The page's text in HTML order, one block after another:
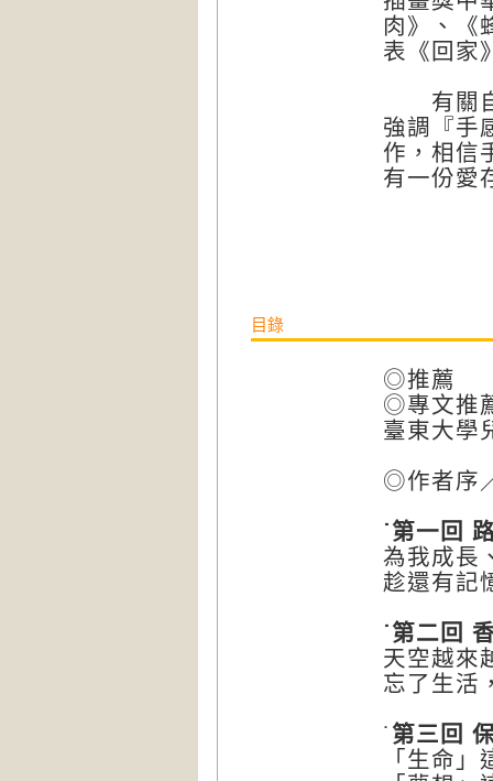
肉》、《
表《回家
有關自
強調『手
作，相信
有一份愛
目錄
◎推薦
◎專文推
臺東大學
◎作者序
˙第一回
為我成長
趁還有記
˙第二回
天空越來
忘了生活
˙ 第三回
「生命